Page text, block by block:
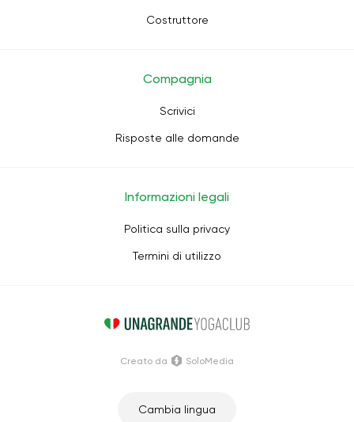
Costruttore
Compagnia
Scrivici
Risposte alle domande
Informazioni legali
Politica sulla privacy
Termini di utilizzo
Cambia lingua
Creato da SoloMedia